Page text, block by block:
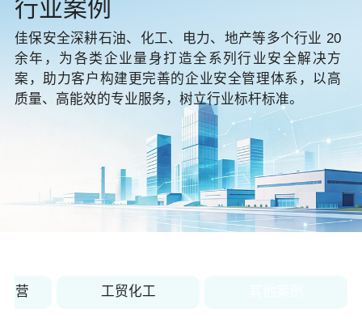
行业案例
培训
行业案例
佳保安全深耕石油、化工、电力、地产等多个行业 20
余年，为各类企业量身打造全系列行业安全解决方
案，助力客户构建更完善的企业安全管理体系，以高
质量、高能效的专业服务，树立行业标杆标准。
营 工贸化工